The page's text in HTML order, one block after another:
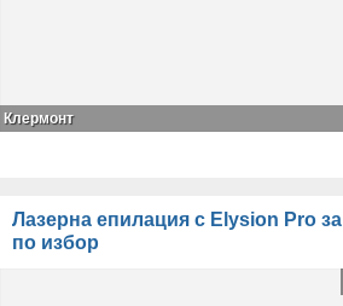
Клермонт
Лазерна епилация с Elysion Pro
по избор